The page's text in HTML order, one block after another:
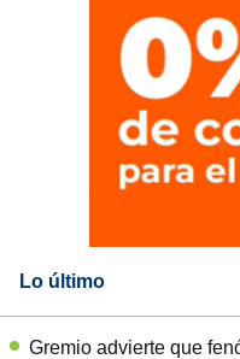
Lo último
Gremio advierte que